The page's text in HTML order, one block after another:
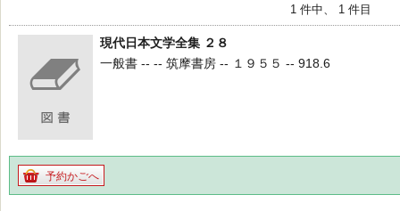
1 件中、 1 件目
現代日本文学全集 ２８
一般書 -- -- 筑摩書房 -- １９５５ -- 918.6
予約かごへ